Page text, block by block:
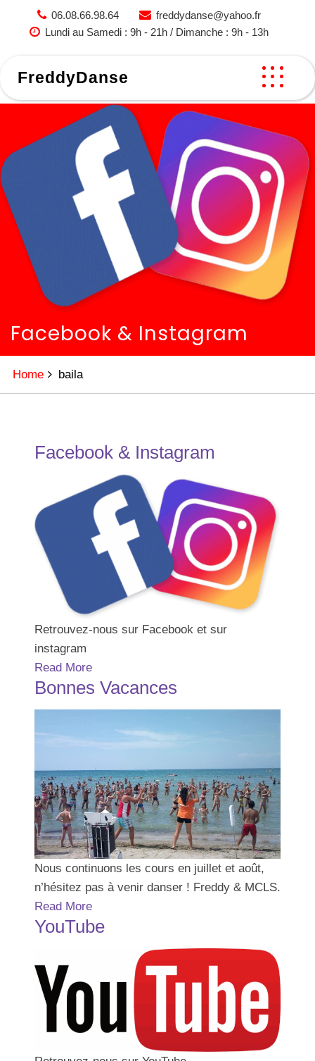
06.08.66.98.64
freddydanse@yahoo.fr
Lundi au Samedi : 9h - 21h / Dimanche : 9h - 13h
FreddyDanse
Facebook & Instagram
Home baila
Facebook & Instagram
Retrouvez-nous sur Facebook et sur
instagram
Read More
Bonnes Vacances
Nous continuons les cours en juillet et août,
n’hésitez pas à venir danser ! Freddy & MCLS.
Read More
YouTube